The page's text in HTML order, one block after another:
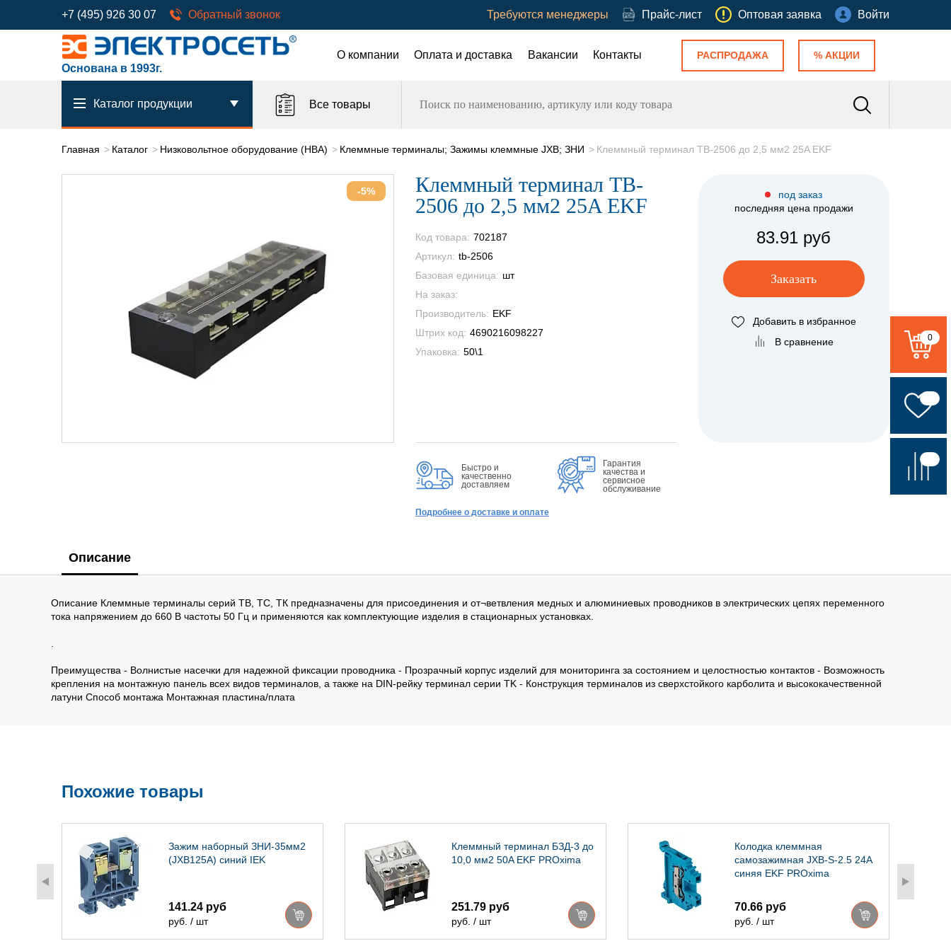
+7 (495) 926 30 07 Обратный звонок Требуются менеджеры Прайс-лист Оптовая заявка Войти
Основана в 1993г.
О компании Оплата и доставка Вакансии Контакты РАСПРОДАЖА % АКЦИИ
Каталог продукции Все товары
Главная Каталог Низковольтное оборудование (НВА) Клеммные терминалы; Зажимы клеммные JXB; ЗНИ Клеммный терминал TB-2506 до 2,5 мм2 25A EKF
-5%
Клеммный терминал TB-
2506 до 2,5 мм2 25A EKF
Код товара: 702187
Артикул: tb-2506
Базовая единица: шт
На заказ:
Производитель: EKF
Штрих код: 4690216098227
Упаковка: 50\1
Быстро и
качественно
доставляем
Гарантия
качества и
сервисное
обслуживание
Подробнее о доставке и оплате
под заказ
последняя цена продажи
83.91 руб
Заказать
Добавить в избранное
В сравнение
Описание
Описание Клеммные терминалы серий ТВ, ТС, ТК предназначены для присоединения и от¬ветвления медных и алюминиевых проводников в электрических цепях переменного
тока напряжением до 660 В частоты 50 Гц и применяются как комплектующие изделия в стационарных установках.
Преимущества - Волнистые насечки для надежной фиксации проводника - Прозрачный корпус изделий для мониторинга за состоянием и целостностью контактов - Возможность
крепления на монтажную панель всех видов терминалов, а также на DIN-рейку терминал серии TK - Конструкция терминалов из сверхстойкого карболита и высококачественной
латуни Способ монтажа Монтажная пластина/плата
Похожие товары
Зажим наборный ЗНИ-35мм2
(JXB125А) синий IEK
141.24 руб
руб. / шт
Клеммный терминал БЗД-3 до
10,0 мм2 50A EKF PROxima
251.79 руб
руб. / шт
Колодка клеммная
самозажимная JXB-S-2.5 24А
синяя EKF PROxima
70.66 руб
руб. / шт
0